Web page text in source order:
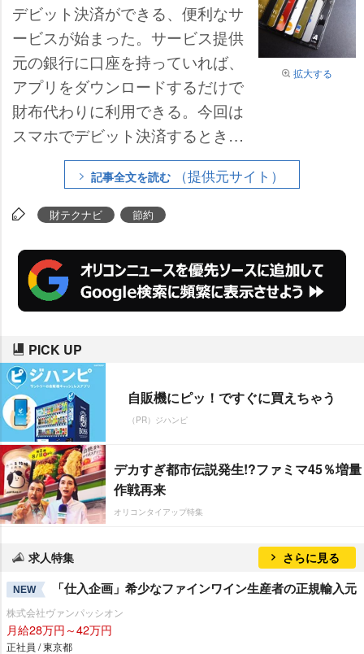
拡大する
デビット決済ができる、便利なサ
ービスが始まった。サービス提供
元の銀行に口座を持っていれば、
アプリをダウンロードするだけで
財布代わりに利用できる。今回は
スマホでデビット決済するときの
メリットや使い勝手、注意点など
をお伝えしよう。
記事全文を読む （提供元サイト）
財テクナビ 節約
PICK UP
自販機にピッ！ですぐに買えちゃう
（PR）ジハンピ
デカすぎ都市伝説発生!?ファミマ45％増量
作戦再来
オリコンタイアップ特集
求人特集 さらに見る
NEW 「仕入企画」希少なファインワイン生産者の正規輸入元
株式会社ヴァンパッシオン
月給28万円～42万円
正社員 / 東京都